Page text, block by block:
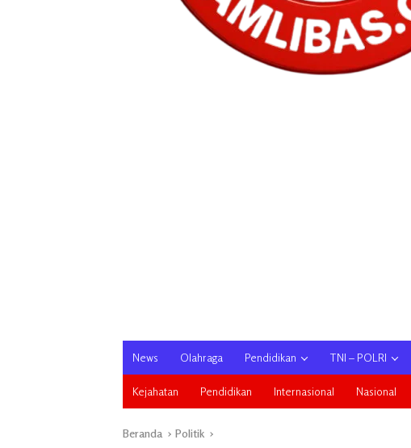
News Olahraga Pendidikan TNI – POLRI
Kejahatan Pendidikan Internasional Nasional
Beranda Politik